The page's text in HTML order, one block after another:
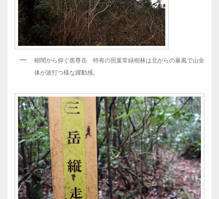
樹間から仰ぐ黒尊岳 特有の照葉常緑樹林は北からの暴風で山全
体が波打つ様な躍動感。